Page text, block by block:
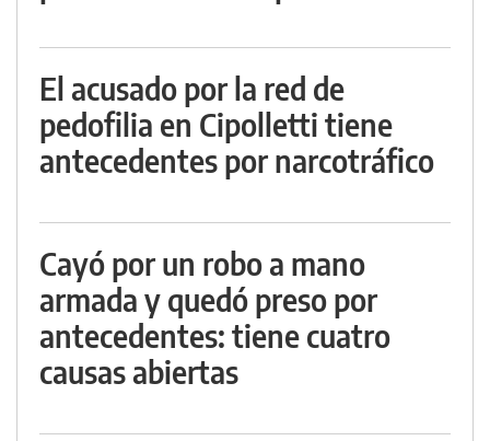
El acusado por la red de
pedofilia en Cipolletti tiene
antecedentes por narcotráfico
Cayó por un robo a mano
armada y quedó preso por
antecedentes: tiene cuatro
causas abiertas